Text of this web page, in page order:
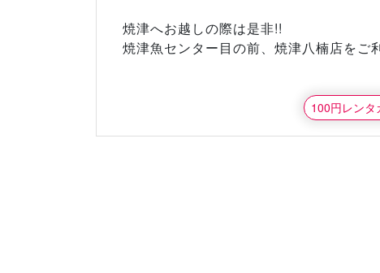
焼津へお越しの際は是非!!
焼津魚センター目の前、焼津八楠店をご
100円レン